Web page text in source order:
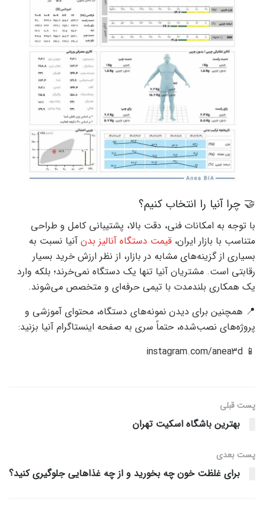
🤝 چرا آنیا را انتخاب کنیم؟
با توجه به امکانات فنی، دقت بالا، پشتیبانی کامل و طراحی
متناسب با بازار ایران، قیمت دستگاه آنالیز بدن آنیا نسبت به
بسیاری از گزینه‌های مشابه در بازار، از نظر ارزش خرید بسیار
رقابتی است. مشتریان آنیا تنها یک دستگاه نمی‌خرند؛ بلکه وارد
یک همکاری بلندمدت با تیمی حرفه‌ای و متخصص می‌شوند.
📍 همچنین برای دیدن نمونه‌های دستگاه، محتوای آموزشی و
پروژه‌های نصب‌شده، حتماً سری به صفحه اینستاگرام آنیا بزنید:
📱 instagram.com/anea3d
پست قبلی
بهترین باشگاه اسکیت تهران
پست‌ بعدی
برای غلظت خون چه بخورید و از چه غذاهایی جلوگیری کنید؟